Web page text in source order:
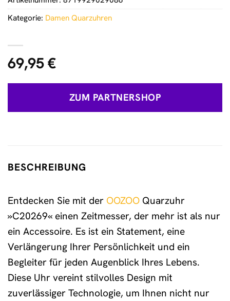
69,95€
ZUM PARTNERSHOP
Kategorie: Damen Quarzuhren
BESCHREIBUNG
Entdecken Sie mit der OOZOO Quarzuhr
»C20269« einen Zeitmesser, der mehr ist als nur
ein Accessoire. Es ist ein Statement, eine
Verlängerung Ihrer Persönlichkeit und ein
Begleiter für jeden Augenblick Ihres Lebens.
Diese Uhr vereint stilvolles Design mit
zuverlässiger Technologie, um Ihnen nicht nur